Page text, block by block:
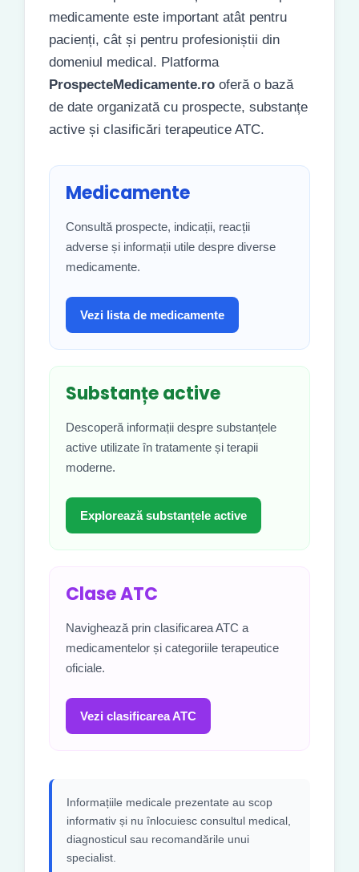
medicamente este important atât pentru
pacienți, cât și pentru profesioniștii din
domeniul medical. Platforma
ProspecteMedicamente.ro oferă o bază
de date organizată cu prospecte, substanțe
active și clasificări terapeutice ATC.
Medicamente
Consultă prospecte, indicații, reacții
adverse și informații utile despre diverse
medicamente.
Vezi lista de medicamente
Substanțe active
Descoperă informații despre substanțele
active utilizate în tratamente și terapii
moderne.
Explorează substanțele active
Clase ATC
Navighează prin clasificarea ATC a
medicamentelor și categoriile terapeutice
oficiale.
Vezi clasificarea ATC
Informațiile medicale prezentate au scop
informativ și nu înlocuiesc consultul medical,
diagnosticul sau recomandările unui
specialist.